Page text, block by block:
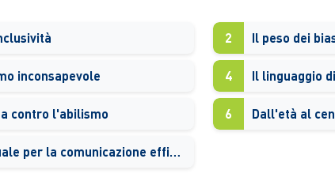
2 Il peso dei
inconsapevole 4 Il linguaggio
contro l'abilismo 6
Un manuale per la comunicazione efficace